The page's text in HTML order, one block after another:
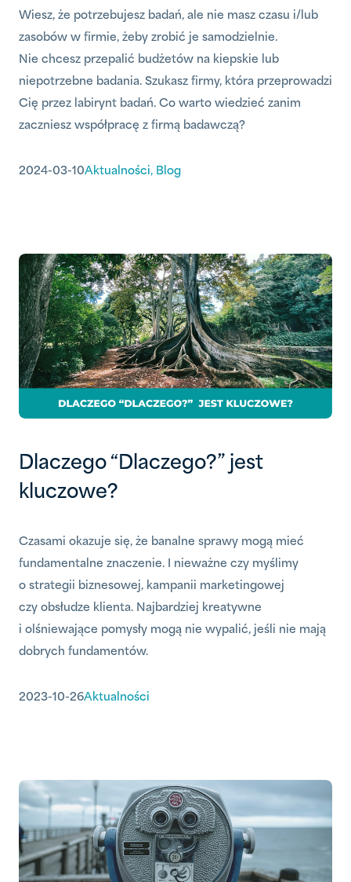
Wiesz, że potrzebujesz badań, ale nie masz czasu i/lub
zasobów w firmie, żeby zrobić je samodzielnie.
Nie chcesz przepalić budżetów na kiepskie lub
niepotrzebne badania. Szukasz firmy, która przeprowadzi
Cię przez labirynt badań. Co warto wiedzieć zanim
zaczniesz współpracę z firmą badawczą?
2024-03-10Aktualności, Blog
Dlaczego “Dlaczego?” jest
kluczowe?
Czasami okazuje się, że banalne sprawy mogą mieć
fundamentalne znaczenie. I nieważne czy myślimy
o strategii biznesowej, kampanii marketingowej
czy obsłudze klienta. Najbardziej kreatywne
i olśniewające pomysły mogą nie wypalić, jeśli nie mają
dobrych fundamentów.
2023-10-26Aktualności